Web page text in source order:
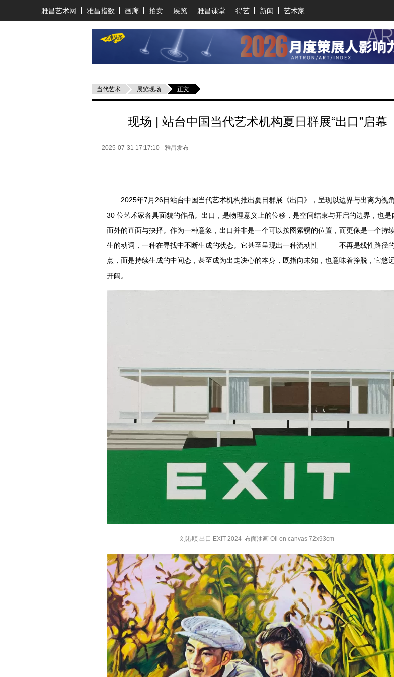
雅昌艺术网 雅昌指数 画廊 拍卖 展览 雅昌课堂 得艺 新闻 艺术家
当代艺术 展览现场 正文
现场 | 站台中国当代艺术机构夏日群展“出口”启幕
2025-07-31 17:17:10 雅昌发布
2025年7月26日站台中国当代艺术机构推出夏日群展《出口》，呈现以边界与出离为视
30 位艺术家各具面貌的作品。出口，是物理意义上的位移，是空间结束与开启的边界，也是
而外的直面与抉择。作为一种意象，出口并非是一个可以按图索骥的位置，而更像是一个持
生的动词，一种在寻找中不断生成的状态。它甚至呈现出一种流动性———不再是线性路径
点，而是持续生成的中间态，甚至成为出走决心的本身，既指向未知，也意味着挣脱，它悠
开阔。
刘港顺 出口 EXIT 2024 布面油画 Oil on canvas 72x93cm